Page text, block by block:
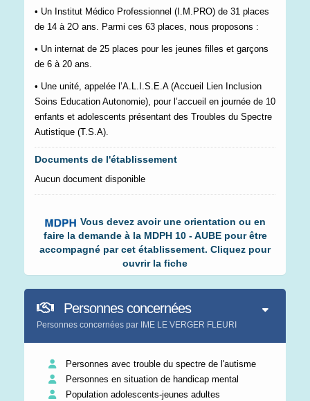
• Un Institut Médico Professionnel (I.M.PRO) de 31 places
de 14 à 2O ans. Parmi ces 63 places, nous proposons :
• Un internat de 25 places pour les jeunes filles et garçons
de 6 à 20 ans.
• Une unité, appelée l’A.L.I.S.E.A (Accueil Lien Inclusion
Soins Education Autonomie), pour l’accueil en journée de 10
enfants et adolescents présentant des Troubles du Spectre
Autistique (T.S.A).
Documents de l'établissement
Aucun document disponible
Vous devez avoir une orientation ou en
faire la demande à la MDPH 10 - AUBE pour être
accompagné par cet établissement. Cliquez pour
ouvrir la fiche
Personnes concernées
Personnes concernées par IME LE VERGER FLEURI
Personnes avec trouble du spectre de l'autisme
Personnes en situation de handicap mental
Population adolescents-jeunes adultes